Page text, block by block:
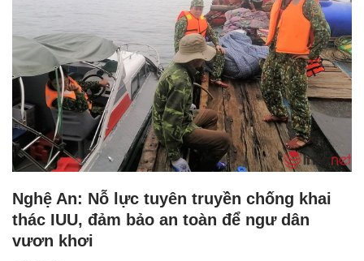
Nghệ An: Nỗ lực tuyên truyền chống khai
thác IUU, đảm bảo an toàn để ngư dân
vươn khơi